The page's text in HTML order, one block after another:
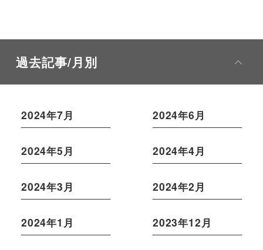
過去記事/月別
2024年7月 2024年6月
2024年5月 2024年4月
2024年3月 2024年2月
2024年1月 2023年12月